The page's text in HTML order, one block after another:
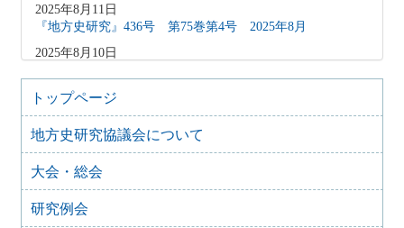
2025年8月11日
『地方史研究』436号 第75巻第4号 2025年8月
2025年8月10日
2025年6月9日
『地方史研究』435号 第75巻第3号 2025年6月
2025年4月9日
『地方史研究』434号 第75巻第2号 2025年4月
2025年2月10日
『地方史研究』433号 第75巻第1号 2025年2月
トップページ
地方史研究協議会について
大会・総会
研究例会